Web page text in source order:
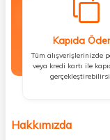
Kapıda
Tüm alışverişlerinizde
veya kredi kartı ile
Hakkımızda